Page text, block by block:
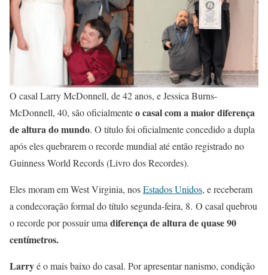
O casal Larry McDonnell, de 42 anos, e Jessica Burns-
McDonnell, 40, são oficialmenteo casal com a maior diferença
de altura do mundo. O título foi oficialmente concedido a dupla
após eles quebrarem o recorde mundial até então registrado no
Guinness World Records (Livro dos Recordes).
Eles moram em West Virginia, nosEstados Unidos, e receberam
a condecoração formal do título segunda-feira, 8. O casal quebrou
o recorde por possuir uma diferença de altura de quase 90
centímetros.
Larryé o mais baixo do casal. Por apresentar nanismo, condição